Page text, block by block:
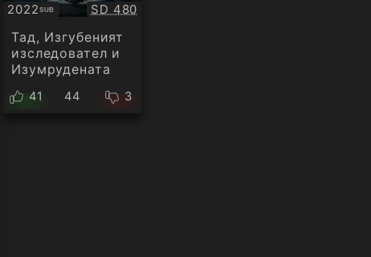
2022SUB
Субтитри Качество:
SD 480
Тад, Изгубеният
изследовател и
Изумрудената
41 44 3